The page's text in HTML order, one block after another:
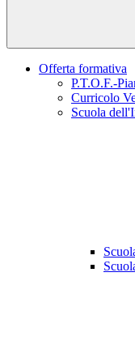
Offerta formativa
P.T.O.F.-
Curricolo
Scuola